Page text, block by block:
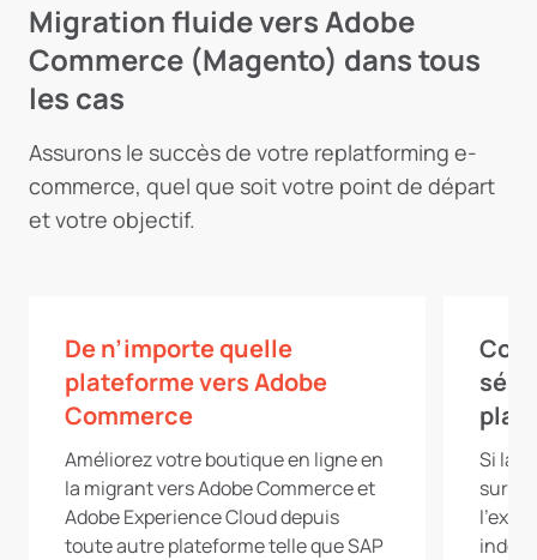
Migration fluide vers Adobe
Commerce (Magento) dans tous
les cas
Assurons le succès de votre replatforming e-
commerce, quel que soit votre point de départ
et votre objectif.
De n’importe quelle
plateforme vers Adobe
Commerce
Améliorez votre boutique en ligne en
la migrant vers Adobe Commerce et
Adobe Experience Clouddepuis
toute autre plateforme telle que SAP
Si la
sur